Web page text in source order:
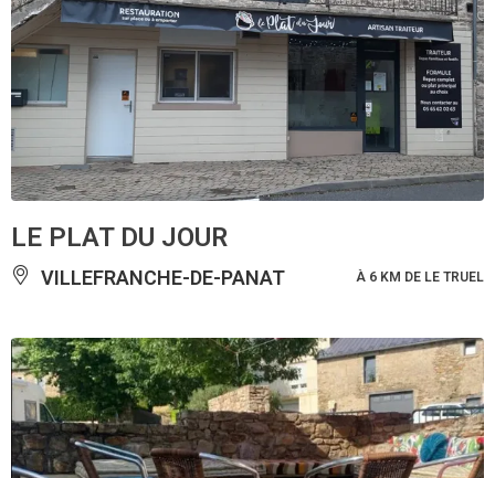
LE PLAT DU JOUR
VILLEFRANCHE-DE-PANAT À 6 KM DE LE TRUEL